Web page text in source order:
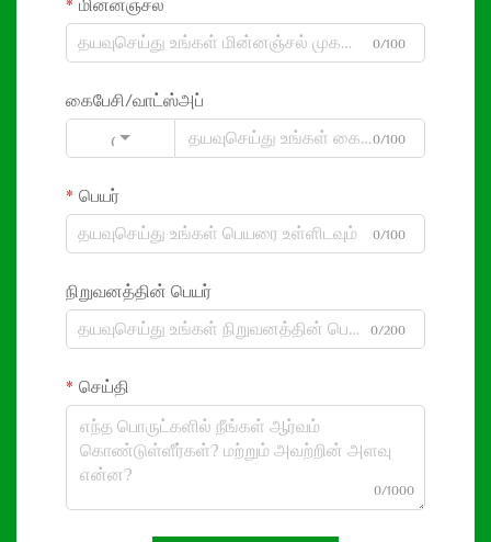
மின்னஞ்சல்
0/100
கைபேசி/வாட்ஸ்அப்
Code 0/100
பெயர்
0/100
நிறுவனத்தின் பெயர்
0/200
செய்தி
0/1000